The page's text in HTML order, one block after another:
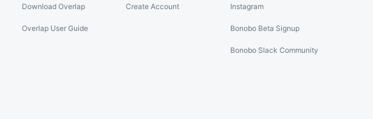
Download Overlap
Overlap User Guide
Create Account Instagram
Bonobo Beta Signup
Bonobo Slack Community